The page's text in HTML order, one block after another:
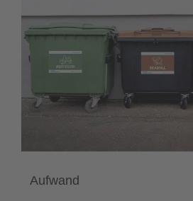
Aufwand